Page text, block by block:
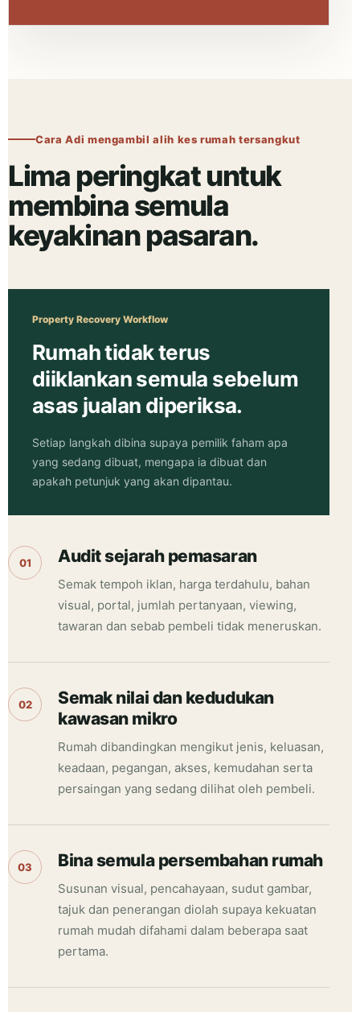
Cara Adi mengambil alih kes rumah tersangkut
Lima peringkat untuk
membina semula
keyakinan pasaran.
Property Recovery Workflow
Rumah tidak terus
diiklankan semula sebelum
asas jualan diperiksa.
Setiap langkah dibina supaya pemilik faham apa
yang sedang dibuat, mengapa ia dibuat dan
apakah petunjuk yang akan dipantau.
01 Audit sejarah pemasaran
Semak tempoh iklan, harga terdahulu, bahan
visual, portal, jumlah pertanyaan, viewing,
tawaran dan sebab pembeli tidak meneruskan.
02
Semak nilai dan kedudukan
kawasan mikro
Rumah dibandingkan mengikut jenis, keluasan,
keadaan, pegangan, akses, kemudahan serta
persaingan yang sedang dilihat oleh pembeli.
03 Bina semula persembahan rumah
Susunan visual, pencahayaan, sudut gambar,
tajuk dan penerangan diolah supaya kekuatan
rumah mudah difahami dalam beberapa saat
pertama.